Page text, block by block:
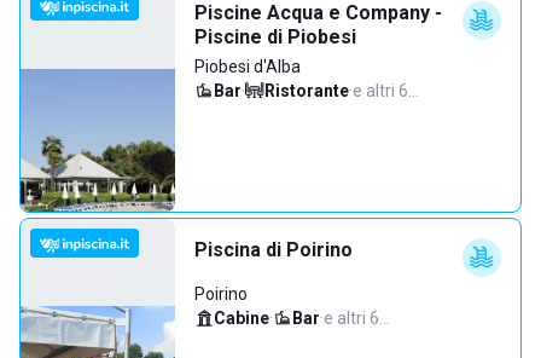
Piscine Acqua e Company -
Piscine di Piobesi
Piobesi d'Alba
Bar· Ristorante·e altri 6…
Piscina di Poirino
Poirino
Cabine· Bar·e altri 6…